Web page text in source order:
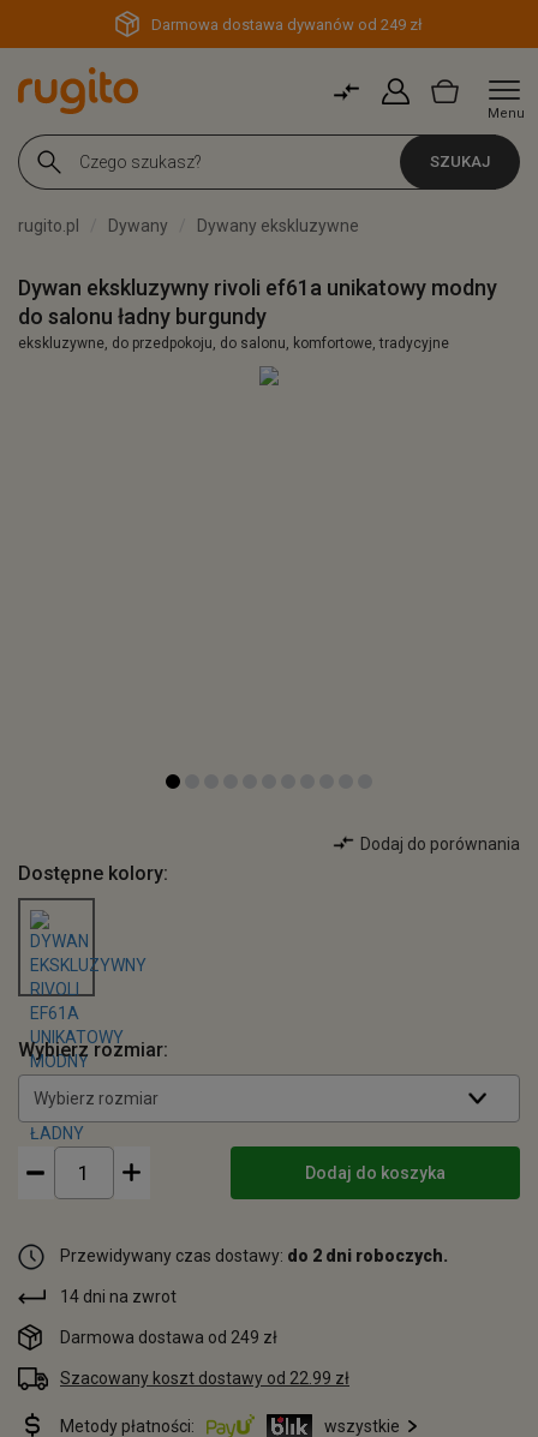
Darmowa dostawa dywanów od 249 zł
Menu
SZUKAJ
rugito.pl Dywany Dywany ekskluzywne
Dywan ekskluzywny rivoli ef61a unikatowy modny
do salonu ładny burgundy
ekskluzywne, do przedpokoju, do salonu, komfortowe, tradycyjne
Dodaj do porównania
Dostępne kolory:
Wybierz rozmiar:
Wybierz rozmiar
Dodaj do koszyka
Przewidywany czas dostawy: do 2 dni roboczych.
14 dni na zwrot
Darmowa dostawa od 249 zł
Szacowany koszt dostawy od 22.99 zł
Metody płatności: wszystkie